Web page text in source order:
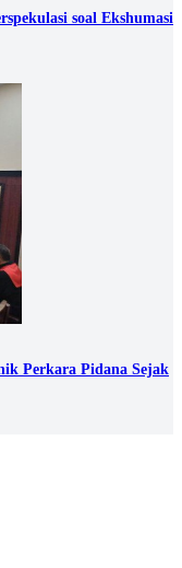
soal Ekshumasi
Perkara Pidana Sejak